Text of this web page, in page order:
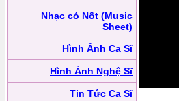
Nhạc có Nốt (Music
Sheet)
Hình Ảnh Ca Sĩ
Hình Ảnh Nghệ Sĩ
Tin Tức Ca Sĩ